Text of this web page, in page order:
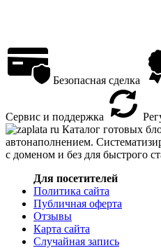
Безопасная сделка
Сервис и поддержка
Каталог готовых
автонаполнением.
с доменом и без для быстрого
Для посетителей
Политика сайта
Публичная оферта
Отзывы
Карта сайта
Случайная запись